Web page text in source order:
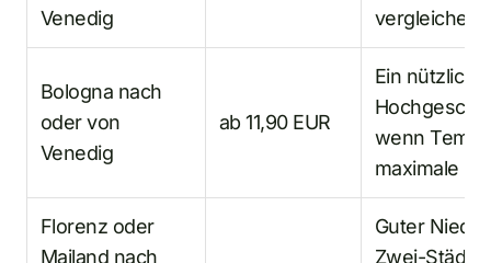
Venedig
vergleichen
Bologna nach
oder von
Venedig
ab 11,90 EUR
Ein
wenn
maximale
Florenz oder
Mailand nach
Guter
Zwei-